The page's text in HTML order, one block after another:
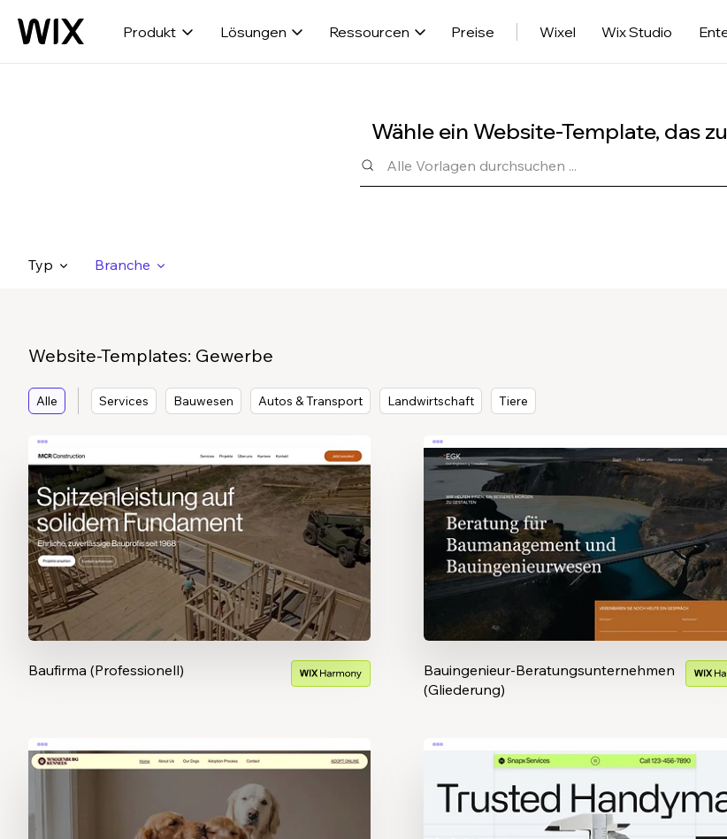
Produkt Lösungen Ressourcen Preise Wixel Wix Studio
Wähle ein Website-Template, das
Typ Branche
Website-Templates: Gewerbe
Alle Services Bauwesen Autos & Transport Landwirtschaft Tiere
Baufirma (Professionell)
Bauingenieur-Beratungsunternehmen
(Gliederung)